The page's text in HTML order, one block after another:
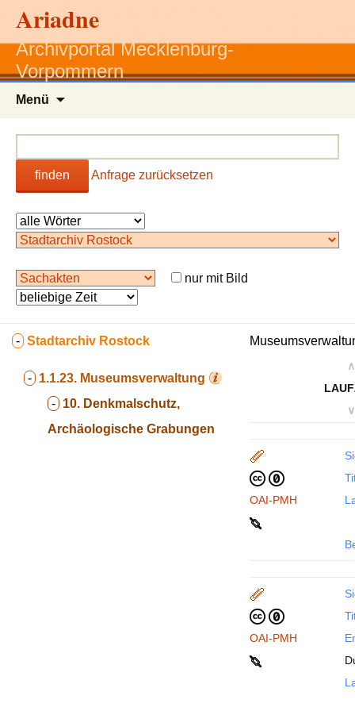
Ariadne
Archivportal Mecklenburg-
Vorpommern
Menü
finden Anfrage zurücksetzen
nur mit Bild
- Stadtarchiv Rostock
- 1.1.23. Museumsverwaltung
- 10. Denkmalschutz,
Archäologische Grabungen
∧
∨
OAI-PMH
OAI-PMH